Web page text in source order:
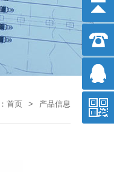
首页 > 产品信息